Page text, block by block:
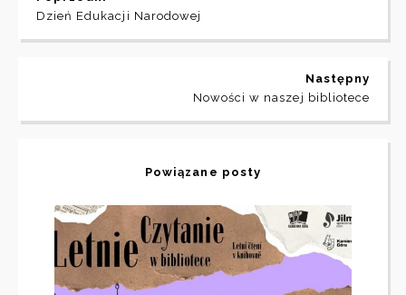
Dzień Edukacji Narodowej
Następny
Nowości w naszej bibliotece
Powiązane posty